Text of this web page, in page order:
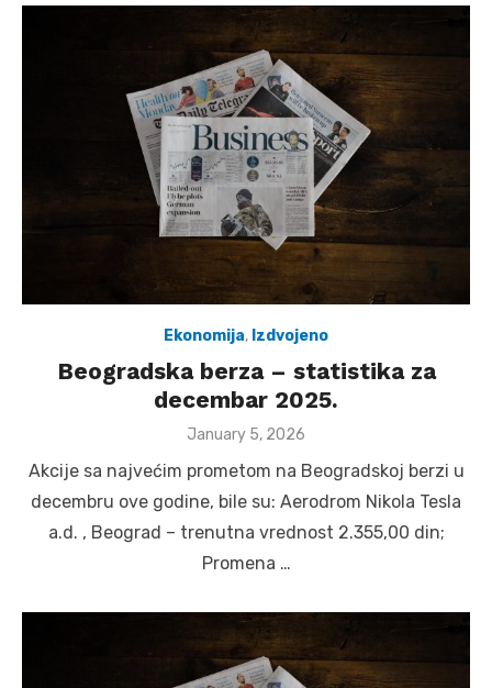
Ekonomija, Izdvojeno
Beogradska berza – statistika za
decembar 2025.
Posted
January 5, 2026
Akcije sa najvećim prometom na Beogradskoj berzi u
decembru ove godine, bile su: Aerodrom Nikola Tesla
a.d. , Beograd – trenutna vrednost 2.355,00 din;
Promena …